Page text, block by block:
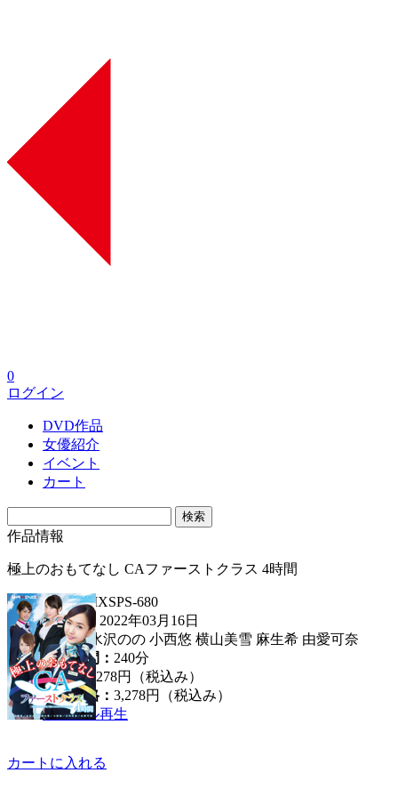
0
ログイン
DVD作品
女優紹介
イベント
カート
作品情報
極上のおもてなし CAファーストクラス 4時間
品番：MXSPS-680
発売日： 2022年03月16日
女優：水沢のの 小西悠 横山美雪 麻生希 由愛可奈
収録時間： 240分
定価：3,278円（税込み）
販売価格： 3,278円
（税込み）
サンプル再生
カートに入れる